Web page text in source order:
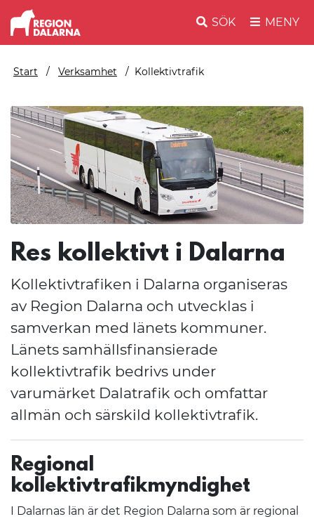
SÖK MENY
Start Verksamhet Kollektivtrafik
Res kollektivt i Dalarna
Kollektivtrafiken i Dalarna organiseras
av Region Dalarna och utvecklas i
samverkan med länets kommuner.
Länets samhällsfinansierade
kollektivtrafik bedrivs under
varumärket Dalatrafik och omfattar
allmän och särskild kollektivtrafik.
Regional
kollektivtrafikmyndighet
I Dalarnas län är det Region Dalarna som är regional